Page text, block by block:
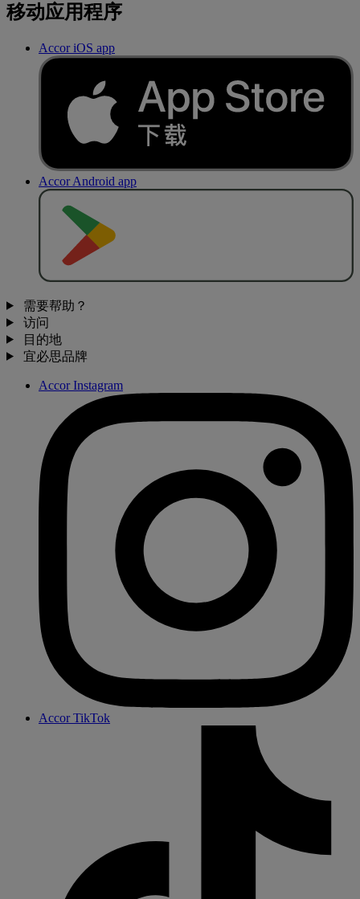
移动应用程序
Accor iOS app
Accor Android app
需要帮助？
访问
目的地
宜必思品牌
Accor Instagram
Accor TikTok